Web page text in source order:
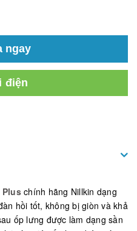
ngay
điện
Plus chính hãng Nillkin dạng
hồi tốt, không bị giòn và khả
ốp lưng được làm dạng sần